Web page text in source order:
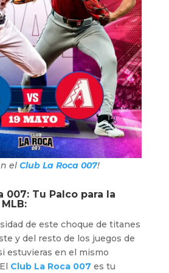
elClub La Roca 007!
007: Tu Palco para la
de este choque de titanes
y del resto de los juegos de
estuvieras en el mismo
Club La Roca 007 es tu